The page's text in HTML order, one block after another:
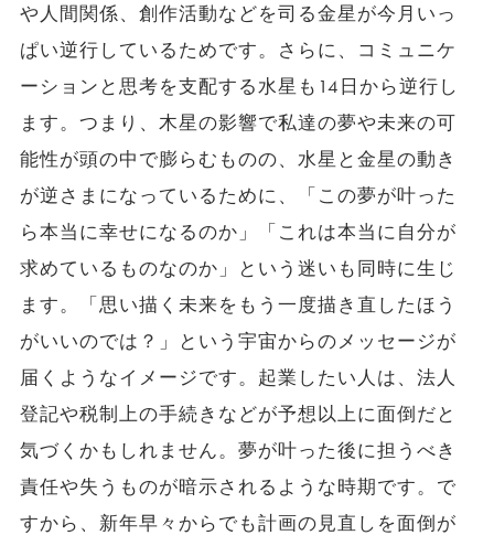
や人間関係、創作活動などを司る金星が今月いっ
ぱい逆行しているためです。さらに、コミュニケ
ーションと思考を支配する水星も14日から逆行し
ます。つまり、木星の影響で私達の夢や未来の可
能性が頭の中で膨らむものの、水星と金星の動き
が逆さまになっているために、「この夢が叶った
ら本当に幸せになるのか」「これは本当に自分が
求めているものなのか」という迷いも同時に生じ
ます。「思い描く未来をもう一度描き直したほう
がいいのでは？」という宇宙からのメッセージが
届くようなイメージです。起業したい人は、法人
登記や税制上の手続きなどが予想以上に面倒だと
気づくかもしれません。夢が叶った後に担うべき
責任や失うものが暗示されるような時期です。で
すから、新年早々からでも計画の見直しを面倒が